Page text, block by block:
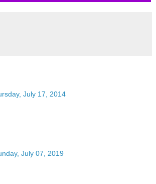
July 17, 2014
July 07, 2019